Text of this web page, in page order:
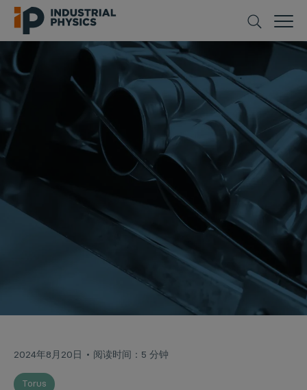
2024年8月20日 阅读时间：5 分钟
Torus